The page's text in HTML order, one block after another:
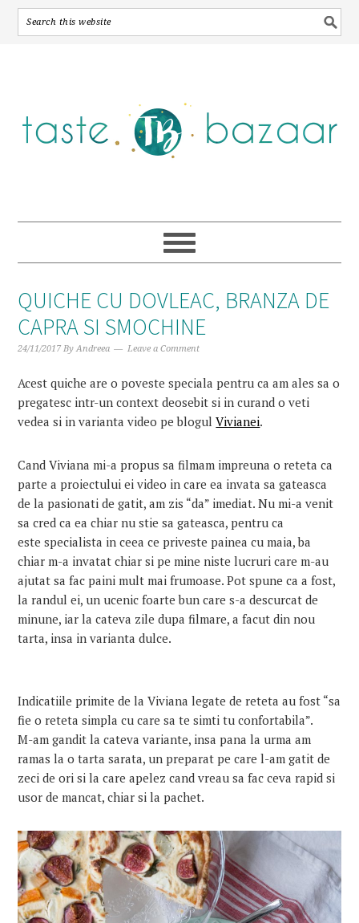
QUICHE CU DOVLEAC, BRANZA DE
CAPRA SI SMOCHINE
24/11/2017 ByAndreea Leave a Comment
Acest quiche are o poveste speciala pentru ca am ales sa o
pregatesc intr-un context deosebit si in curand o veti
vedea si in varianta video pe blogulVivianei.
Cand Viviana mi-a propus sa filmam impreuna o reteta ca
parte a proiectului ei video in care ea invata sa gateasca
de la pasionati de gatit, am zis “da” imediat. Nu mi-a venit
sa cred ca ea chiar nu stie sa gateasca, pentru ca
este specialista in ceea ce priveste painea cu maia, ba
chiar m-a invatat chiar si pe mine niste lucruri care m-au
ajutat sa fac paini mult mai frumoase. Pot spune ca a fost,
la randul ei, un ucenic foarte bun care s-a descurcat de
minune, iar la cateva zile dupa filmare, a facut din nou
tarta, insa in varianta dulce.
Indicatiile primite de la Viviana legate de reteta au fost “sa
fie o reteta simpla cu care sa te simti tu confortabila”.
M-am gandit la cateva variante, insa pana la urma am
ramas la o tarta sarata, un preparat pe care l-am gatit de
zeci de ori si la care apelez cand vreau sa fac ceva rapid si
usor de mancat, chiar si la pachet.